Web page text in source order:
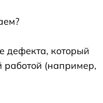
дефекта, который
работой (например,